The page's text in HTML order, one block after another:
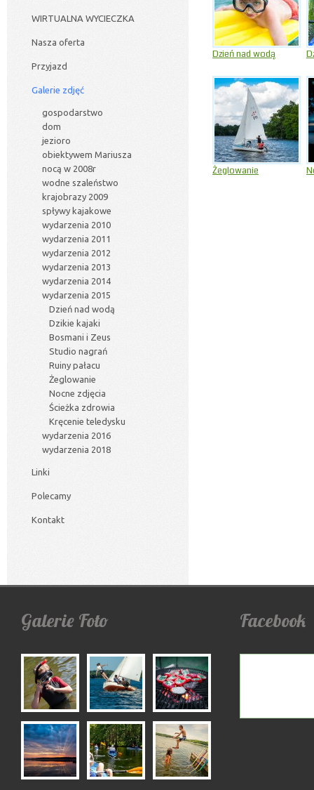
Dzień nad wodą
Żeglowanie
WIRTUALNA WYCIECZKA
Nasza oferta
Przyjazd
Galerie zdjęć
gospodarstwo
dom
jezioro
obiektywem Mariusza
nocą w 2008r
wodne szaleństwo
krajobrazy 2009
spływy kajakowe
wydarzenia 2010
wydarzenia 2011
wydarzenia 2012
wydarzenia 2013
wydarzenia 2014
wydarzenia 2015
Dzień nad wodą
Dzikie kajaki
Bosmani i Zeus
Studio nagrań
Ruiny pałacu
Żeglowanie
Nocne zdjęcia
Ścieżka zdrowia
Kręcenie teledysku
wydarzenia 2016
wydarzenia 2018
Linki
Polecamy
Kontakt
Galerie Foto Facebook